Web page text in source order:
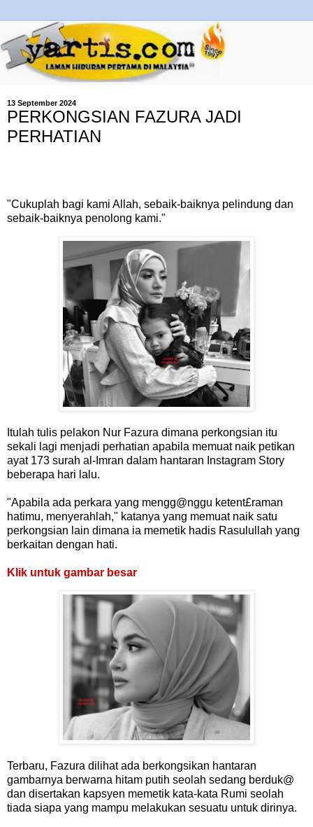
13 September 2024
PERKONGSIAN FAZURA JADI
PERHATIAN
"Cukuplah bagi kami Allah, sebaik-baiknya pelindung dan
sebaik-baiknya penolong kami."
Itulah tulis pelakon Nur Fazura dimana perkongsian itu
sekali lagi menjadi perhatian apabila memuat naik petikan
ayat 173 surah al-Imran dalam hantaran Instagram Story
beberapa hari lalu.
"Apabila ada perkara yang mengg@nggu ketent£raman
hatimu, menyerahlah," katanya yang memuat naik satu
perkongsian lain dimana ia memetik hadis Rasulullah yang
berkaitan dengan hati.
Klik untuk gambar besar
Terbaru, Fazura dilihat ada berkongsikan hantaran
gambarnya berwarna hitam putih seolah sedang berduk@
dan disertakan kapsyen memetik kata-kata Rumi seolah
tiada siapa yang mampu melakukan sesuatu untuk dirinya.